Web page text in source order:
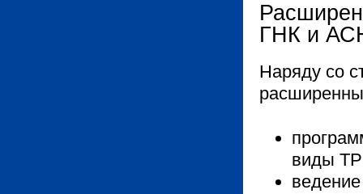
ГНК и
Наряду со
виды